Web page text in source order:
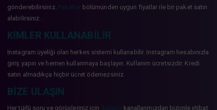
gönderebilirsiniz. Paketler bölümünden uygun fiyatlar ile bir paket satın
alabilirsiniz.
KIMLER KULLANABILIR
Instagram üyeliği olan herkes sistemi kullanabilir. Instagram hesabınızla
giriş yapın ve hemen kullanmaya başlayın. Kullanım ücretsizdir. Kredi
satın almadıkça hiçbir ücret ödemezsiniz.
BIZE ULAŞIN
Her türlü soru ve görüşleriniz için kanallarımızdan bizimle irtibat